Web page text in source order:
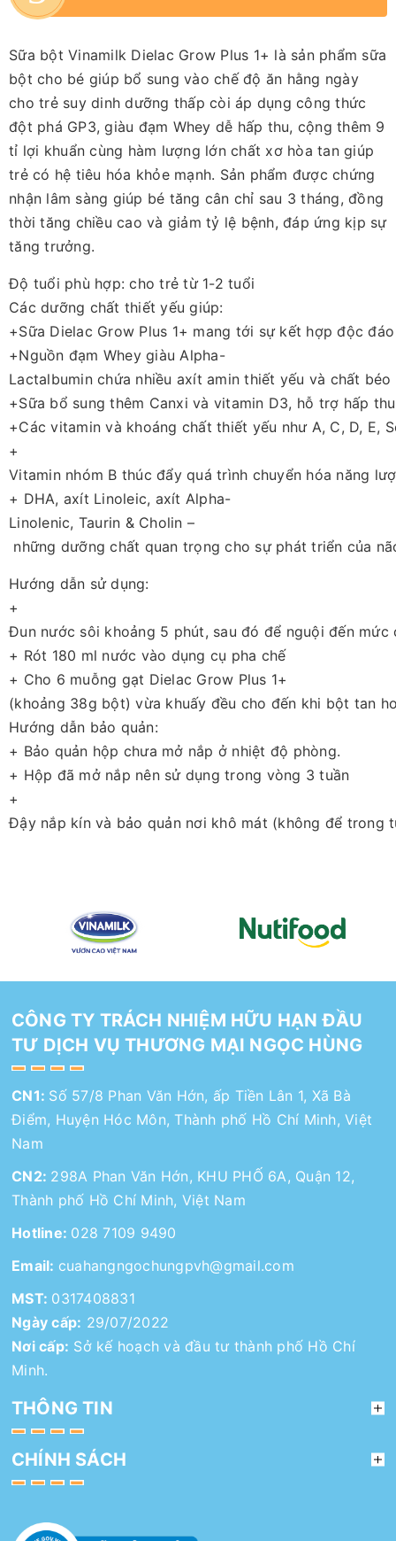
Sữa bột Vinamilk Dielac Grow Plus 1+ là sản phẩm sữa
bột cho bé giúp bổ sung vào chế độ ăn hằng ngày
cho trẻ suy dinh dưỡng thấp còi áp dụng công thức
đột phá GP3, giàu đạm Whey dễ hấp thu, cộng thêm 9
tỉ lợi khuẩn cùng hàm lượng lớn chất xơ hòa tan giúp
trẻ có hệ tiêu hóa khỏe mạnh. Sản phẩm được chứng
nhận lâm sàng giúp bé tăng cân chỉ sau 3 tháng, đồng
thời tăng chiều cao và giảm tỷ lệ bệnh, đáp ứng kịp sự
tăng trưởng.
Độ tuổi phù hợp: cho trẻ từ 1-2 tuổi
Các dưỡng chất thiết yếu giúp:
+Sữa Dielac Grow Plus 1+ mang tới sự kết hợp độc
+Nguồn đạm Whey giàu Alpha-
Lactalbumin chứa nhiều axít amin thiết yếu và chất
+Sữa bổ sung thêm Canxi và vitamin D3, hỗ trợ hấp
+Các vitamin và khoáng chất thiết yếu như A, C, D, E,
+
Vitamin nhóm B thúc đẩy quá trình chuyển hóa năng
+ DHA, axít Linoleic, axít Alpha-
Linolenic, Taurin & Cholin –
những dưỡng chất quan trọng cho sự phát triển của
Hướng dẫn sử dụng:
+
Đun nước sôi khoảng 5 phút, sau đó để nguội đến
+ Rót 180 ml nước vào dụng cụ pha chế
+ Cho 6 muỗng gạt Dielac Grow Plus 1+
(khoảng 38g bột) vừa khuấy đều cho đến khi bột tan
Hướng dẫn bảo quản:
+ Bảo quản hộp chưa mở nắp ở nhiệt độ phòng.
+ Hộp đã mở nắp nên sử dụng trong vòng 3 tuần
+
Đậy nắp kín và bảo quản nơi khô mát (không để trong
CÔNG TY TRÁCH NHIỆM HỮU HẠN ĐẦU
TƯ DỊCH VỤ THƯƠNG MẠI NGỌC HÙNG
CN1: Số 57/8 Phan Văn Hớn, ấp Tiền Lân 1, Xã Bà
Điểm, Huyện Hóc Môn, Thành phố Hồ Chí Minh, Việt
Nam
CN2: 298A Phan Văn Hớn, KHU PHỐ 6A, Quận 12,
Thành phố Hồ Chí Minh, Việt Nam
Hotline: 028 7109 9490
Email: cuahangngochungpvh@gmail.com
MST: 0317408831
Ngày cấp: 29/07/2022
Nơi cấp: Sở kế hoạch và đầu tư thành phố Hồ Chí
Minh.
THÔNG TIN
CHÍNH SÁCH